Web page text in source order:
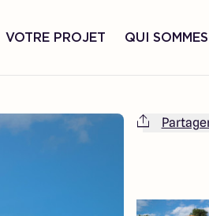
VOTRE PROJET QUI